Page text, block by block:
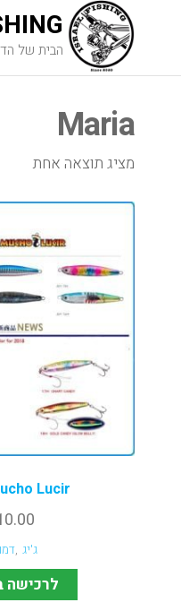
הבית של
Maria
מציג תוצאה אחת
Lucir
ג'יג ,
לרכישה